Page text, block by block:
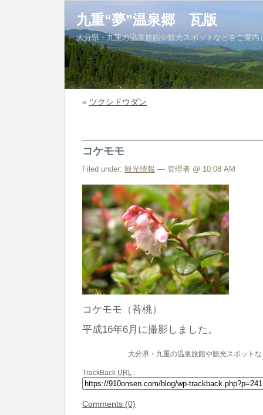
九重“夢”温泉郷 瓦版
大分県・九重の温泉旅館や観光スポットなどをご案内
« ツクシドウダン
コケモモ
Filed under: 観光情報 — 管理者 @ 10:08 AM
コケモモ（苔桃）
平成16年6月に撮影しました。
大分県・九重の温泉旅館や観光スポット
TrackBack URL :
Comments (0)